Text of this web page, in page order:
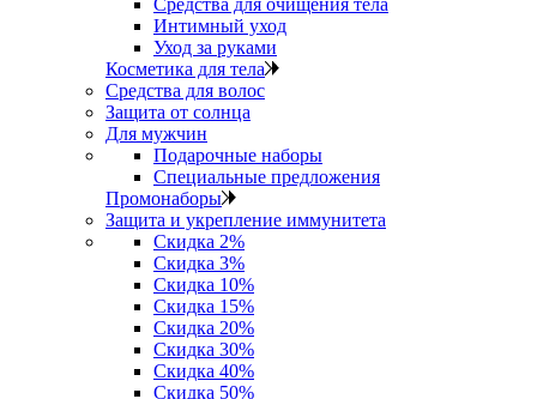
Интимный уход
Уход за руками
Косметика для тела
Средства для волос
Защита от солнца
Для мужчин
Подарочные наборы
Специальные предложения
Промонаборы
Защита и укрепление иммунитета
Скидка 2%
Скидка 3%
Скидка 10%
Скидка 15%
Скидка 20%
Скидка 30%
Скидка 40%
Скидка 50%